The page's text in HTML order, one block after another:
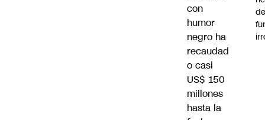
con
humor
negro ha
recaudad
o casi
US$ 150
millones
hasta la
de